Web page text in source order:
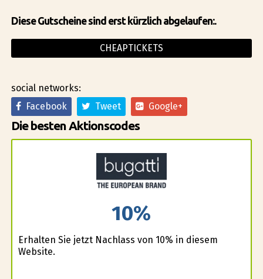
Diese Gutscheine sind erst kürzlich abgelaufen:.
CHEAPTICKETS
social networks:
Facebook
Tweet Google+
Die besten Aktionscodes
10%
Erhalten Sie jetzt Nachlass von 10% in diesem
Website.